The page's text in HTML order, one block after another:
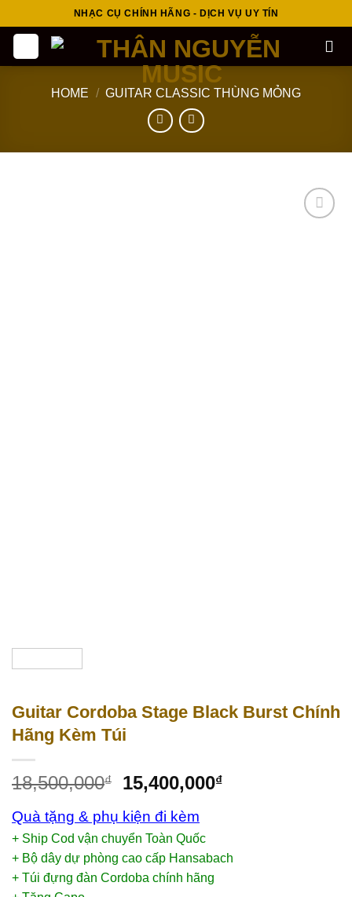
to
NHẠC CỤ CHÍNH HÃNG - DỊCH VỤ UY TÍN
HOME / GUITAR CLASSIC THÙNG MỎNG
Guitar Cordoba Stage Black Burst Chính
Hãng Kèm Túi
18,500,000₫ 15,400,000₫
Quà tặng & phụ kiện đi kèm
+ Ship Cod vận chuyển Toàn Quốc
+ Bộ dây dự phòng cao cấp Hansabach
+ Túi đựng đàn Cordoba chính hãng